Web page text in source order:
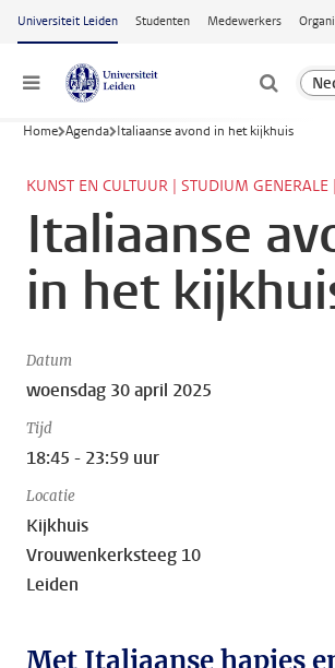
Ga naar hoofdinhoud
Universiteit Leiden Studenten Medewerkers
Menu
Home Agenda Italiaanse avond in het kijkhuis
KUNST EN CULTUUR | STUDIUM
Italiaanse
in het
Datum
woensdag 30 april 2025
Tijd
18:45 - 23:59 uur
Locatie
Kijkhuis
Vrouwenkerksteeg 10
Leiden
Met Italiaanse hapjes